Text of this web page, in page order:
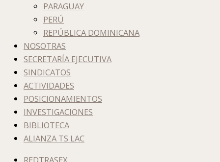
PARAGUAY
PERÚ
REPÚBLICA DOMINICANA
NOSOTRAS
SECRETARÍA EJECUTIVA
SINDICATOS
ACTIVIDADES
POSICIONAMIENTOS
INVESTIGACIONES
BIBLIOTECA
ALIANZA TS LAC
REDTRASEX